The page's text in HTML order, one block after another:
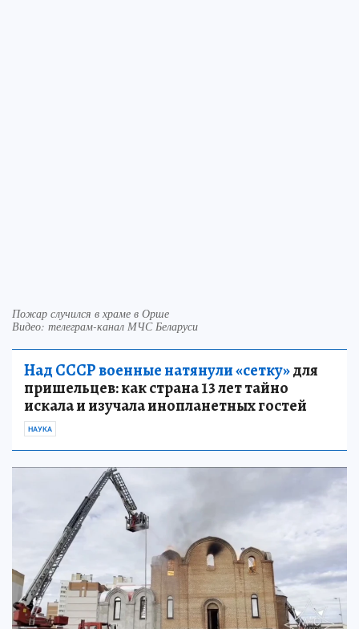
Пожар случился в храме в Орше
Видео: телеграм-канал МЧС Беларуси
Над СССР военные натянули «сетку»для
пришельцев: как страна 13 лет тайно
искала и изучала инопланетных гостей
НАУКА